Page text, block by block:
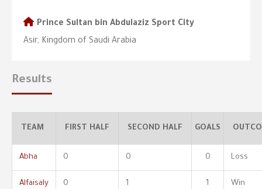
Prince Sultan bin Abdulaziz Sport City
Asir, Kingdom of Saudi Arabia
Results
TEAM FIRST HALF SECOND HALF GOALS
Abha 0 0 0 Loss
Alfaisaly 0 1 1 Win